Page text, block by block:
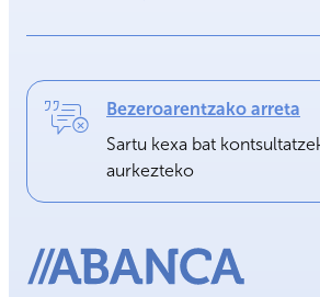
Bezeroarentzako arreta
Sartu kexa bat
aurkezteko